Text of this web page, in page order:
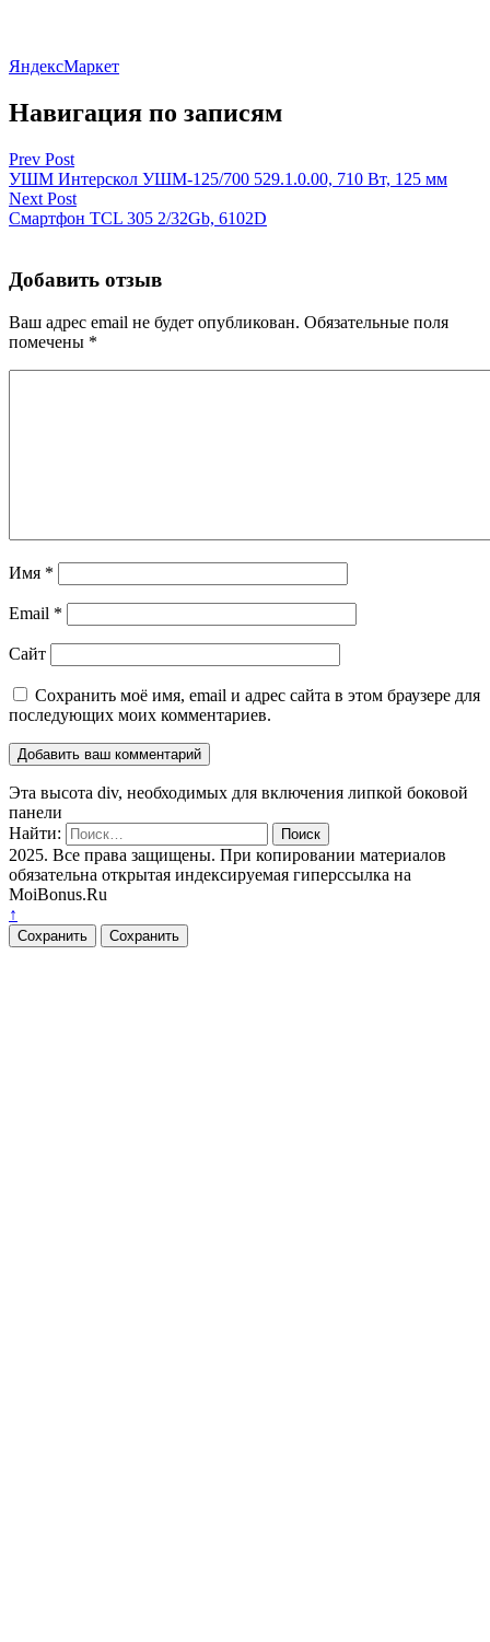
ЯндексМаркет
Навигация по записям
Prev Post
УШМ Интерскол УШМ-125/700 529.1.0.00, 710 Вт, 125 мм
Next Post
Смартфон TCL 305 2/32Gb, 6102D
Добавить отзыв
Ваш адрес email не будет опубликован. Обязательные поля
помечены *
Имя *
Email *
Сайт
Сохранить моё имя, email и адрес сайта в этом браузере для
последующих моих комментариев.
Эта высота div, необходимых для включения липкой боковой
панели
Найти:
2025. Все права защищены. При копировании материалов
обязательна открытая индексируемая гиперссылка на
MoiBonus.Ru
↑